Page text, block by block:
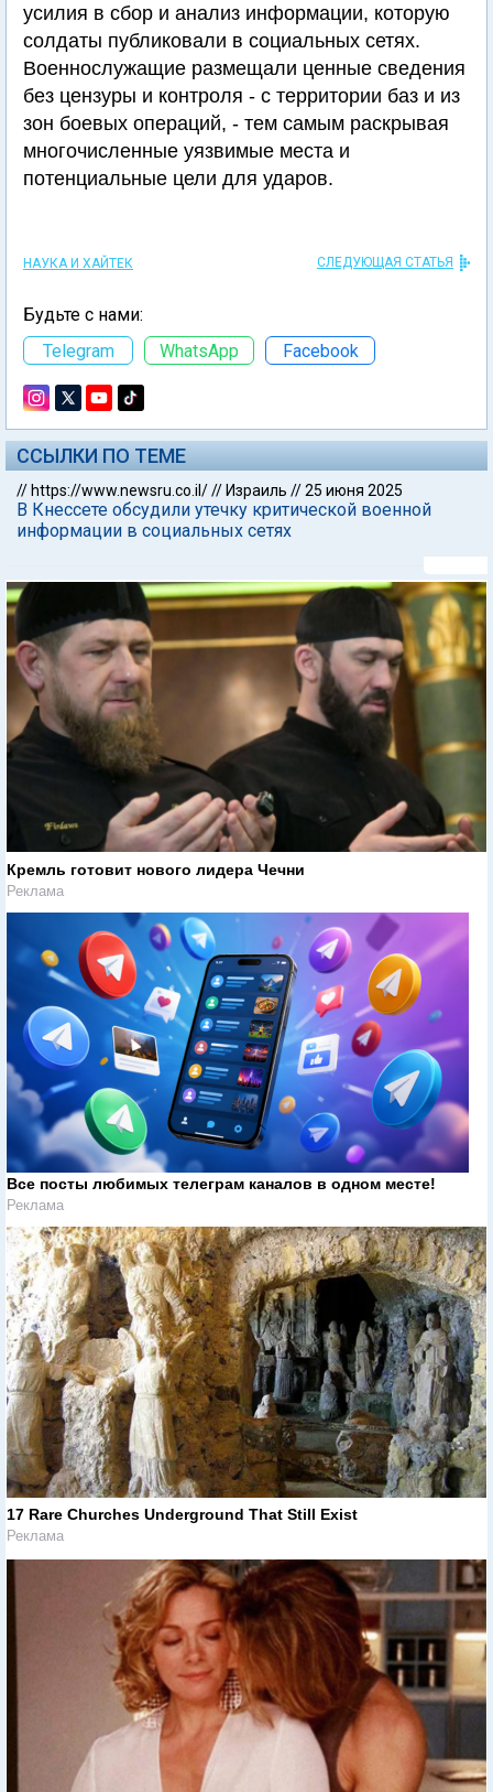
усилия в сбор и анализ информации, которую
солдаты публиковали в социальных сетях.
Военнослужащие размещали ценные сведения
без цензуры и контроля - с территории баз и из
зон боевых операций, - тем самым раскрывая
многочисленные уязвимые места и
потенциальные цели для ударов.
НАУКА И ХАЙТЕК СЛЕДУЮЩАЯ СТАТЬЯ
Будьте с нами:
Telegram
WhatsApp Facebook
ССЫЛКИ ПО ТЕМЕ
// https://www.newsru.co.il/// Израиль //25 июня 2025
В Кнессете обсудили утечку критической военной
информации в социальных сетях
Кремль готовит нового лидера Чечни
Реклама
Все посты любимых телеграм каналов в одном месте!
Реклама
17 Rare Churches Underground That Still Exist
Реклама